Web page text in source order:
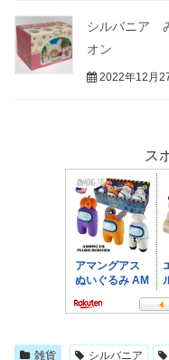
シルバニア
オン
2022年12月
ス
雑貨 シルバニア